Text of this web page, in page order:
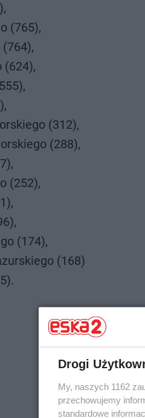
(765),
(624),
(312),
(288),
(252),
(174),
(168)
? W ciągu doby
Drogi
My, naszych 1162
przechowujemy
standardowe